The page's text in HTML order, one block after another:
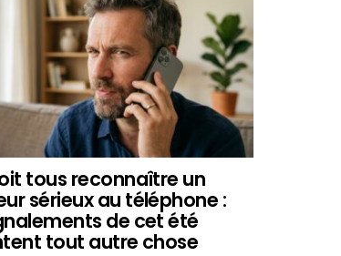
tous reconnaître un
sérieux au téléphone :
de cet été
tout autre chose